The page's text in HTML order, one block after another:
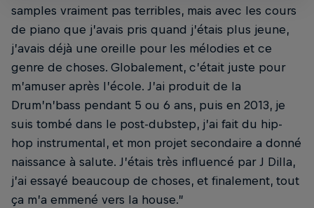
samples vraiment pas terribles, mais avec les cours
de piano que j’avais pris quand j’étais plus jeune,
j’avais déjà une oreille pour les mélodies et ce
genre de choses. Globalement, c’était juste pour
m’amuser après l’école. J’ai produit de la
Drum’n’bass pendant 5 ou 6 ans, puis en 2013, je
suis tombé dans le post-dubstep, j’ai fait du hip-
hop instrumental, et mon projet secondaire a donné
naissance à salute. J’étais très influencé par J Dilla,
j’ai essayé beaucoup de choses, et finalement, tout
ça m’a emmené vers la house.”